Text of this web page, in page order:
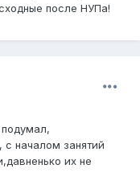
после НУПа!
подумал,
с началом занятий
их не